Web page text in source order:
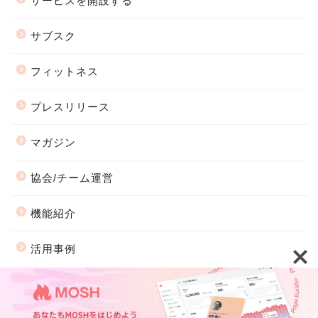
サブスク
フィットネス
プレスリリース
マガジン
協会/チーム運営
機能紹介
活用事例
会社情報 プライバシーポリシー
2018–2026 MOSH Magazine